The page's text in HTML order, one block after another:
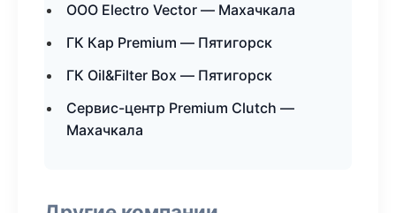
ООО Electro Vector — Махачкала
ГК Кар Premium — Пятигорск
ГК Oil&Filter Box — Пятигорск
Сервис-центр Premium Clutch —
Махачкала